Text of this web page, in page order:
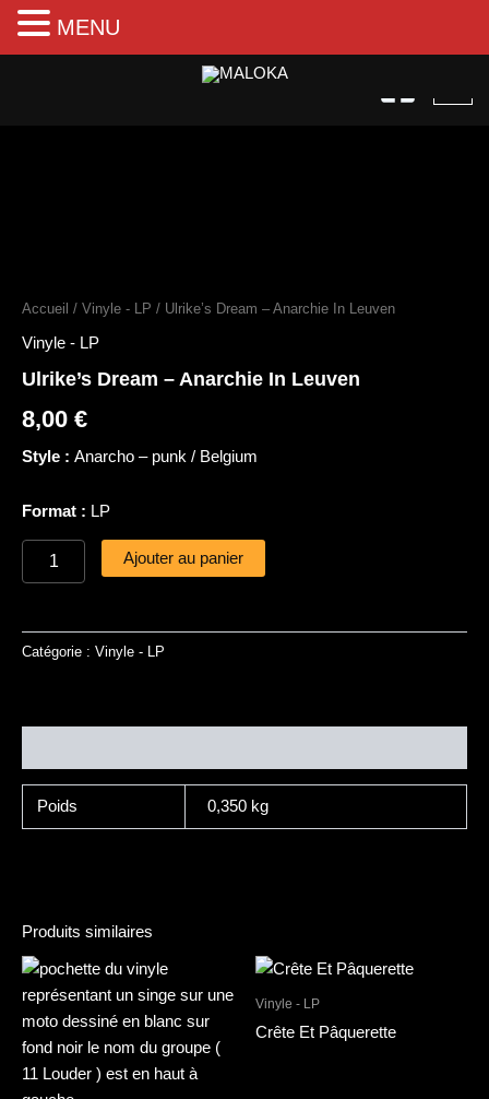
Aller
Accueil / Vinyle - LP / Ulrike’s Dream – Anarchie In Leuven
Vinyle - LP
Ulrike’s Dream – Anarchie In Leuven
8,00 €
Style : Anarcho – punk / Belgium
Format : LP
Dream
–
In
Ajouter au panier
Catégorie : Vinyle - LP
Poids 0,350 kg
Produits similaires
Vinyle - LP
Crête Et Pâquerette
MENU